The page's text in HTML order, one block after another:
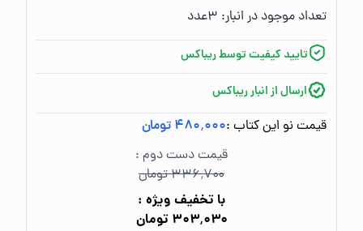
تعداد موجود در انبار:‌ ۳عدد
تایید کیفیت توسط ریباکس
ارسال از انبار ریباکس
قیمت نو این کتاب :۴۸۰٬۰۰۰ تومان
قیمت دست دوم :
۳۳۶٬۷۰۰ تومان
با تخفیف ویژه :
۳۰۳٬۰۳۰ تومان